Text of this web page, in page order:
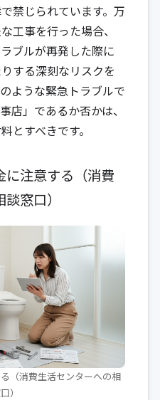
禁じられています。万
工事を行った場合、
ブルが再発した際に
する深刻なリスクを
ような緊急トラブルで
店」であるか否かは、
とすべきです。
に注意する（消費
窓口）
（消費生活センターへの相
）